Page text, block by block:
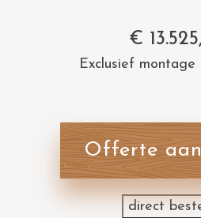
€
Exclusief montage
Offerte
direct